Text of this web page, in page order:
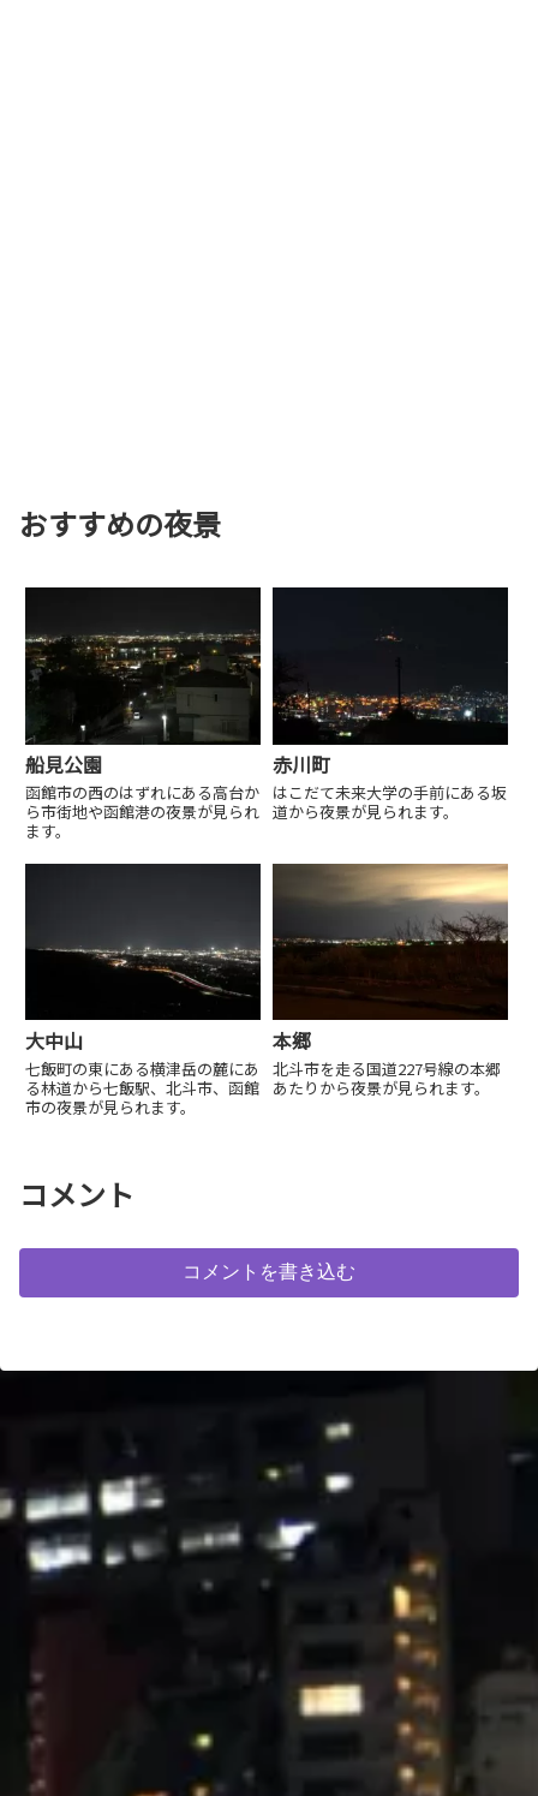
おすすめの夜景
船見公園
函館市の西のはずれにある高台か
ら市街地や函館港の夜景が見られ
ます。
赤川町
はこだて未来大学の手前にある坂
道から夜景が見られます。
大中山
七飯町の東にある横津岳の麓にあ
る林道から七飯駅、北斗市、函館
市の夜景が見られます。
本郷
北斗市を走る国道227号線の本郷
あたりから夜景が見られます。
コメント
コメントを書き込む